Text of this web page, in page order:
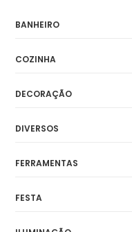
BANHEIRO
COZINHA
DECORAÇÃO
DIVERSOS
FERRAMENTAS
FESTA